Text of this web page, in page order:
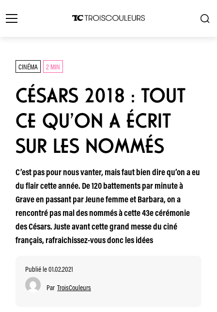
CINÉMA 2 MIN
CÉSARS 2018 : TOUT
CE QU’ON A ÉCRIT
SUR LES NOMMÉS
C’est pas pour nous vanter, mais faut bien dire qu’on a eu
du flair cette année. De 120 battements par minute à
Grave en passant par Jeune femme et Barbara, on a
rencontré pas mal des nommés à cette 43e cérémonie
des Césars. Juste avant cette grand messe du ciné
français, rafraichissez-vous donc les idées
Publié le 01.02.2021
Par TroisCouleurs